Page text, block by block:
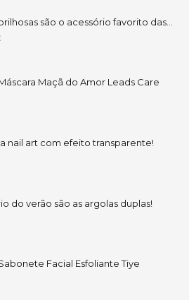
são o acessório favorito das…
Maçã do Amor Leads Care
a nail art com efeito transparente!
do verão são as argolas duplas!
Facial Esfoliante Tiye